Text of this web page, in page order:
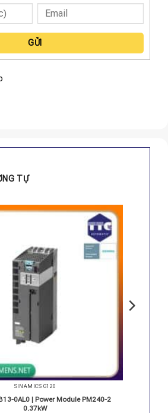
GỬI
TỰ
SINAMICS G120
0AL0 | Power Module PM240-2
0.37kW